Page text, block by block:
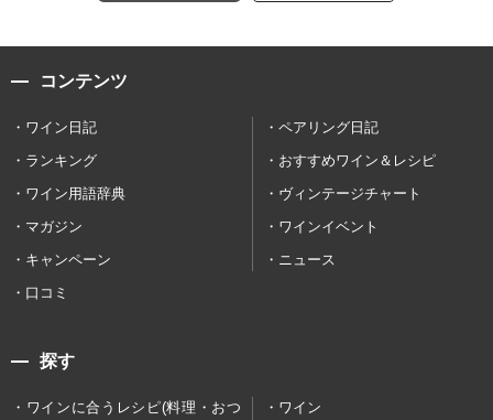
コンテンツ
ワイン日記
ペアリング日記
ランキング
おすすめワイン＆レシピ
ワイン用語辞典
ヴィンテージチャート
マガジン
ワインイベント
キャンペーン
ニュース
口コミ
探す
ワインに合うレシピ(料理・おつ
ワイン